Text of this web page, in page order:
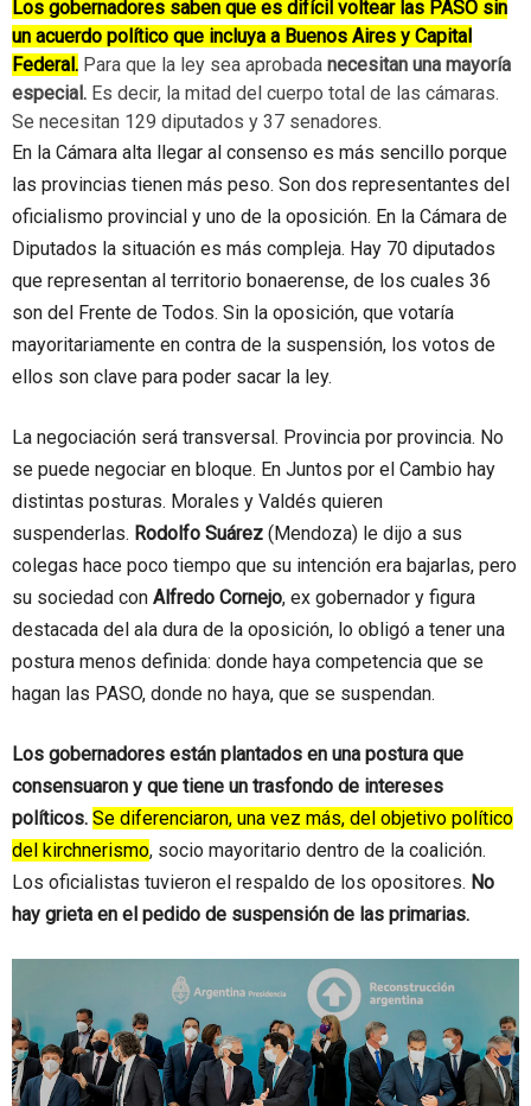
Los gobernadores saben que es difícil voltear las PASO sin
un acuerdo político que incluya a Buenos Aires y Capital
Federal. Para que la ley sea aprobada necesitan una mayoría
especial. Es decir, la mitad del cuerpo total de las cámaras.
Se necesitan 129 diputados y 37 senadores.
En la Cámara alta llegar al consenso es más sencillo porque
las provincias tienen más peso. Son dos representantes del
oficialismo provincial y uno de la oposición. En la Cámara de
Diputados la situación es más compleja. Hay 70 diputados
que representan al territorio bonaerense, de los cuales 36
son del Frente de Todos. Sin la oposición, que votaría
mayoritariamente en contra de la suspensión, los votos de
ellos son clave para poder sacar la ley.
La negociación será transversal. Provincia por provincia. No
se puede negociar en bloque. En Juntos por el Cambio hay
distintas posturas. Morales y Valdés quieren
suspenderlas. Rodolfo Suárez (Mendoza) le dijo a sus
colegas hace poco tiempo que su intención era bajarlas, pero
su sociedad con Alfredo Cornejo, ex gobernador y figura
destacada del ala dura de la oposición, lo obligó a tener una
postura menos definida: donde haya competencia que se
hagan las PASO, donde no haya, que se suspendan.
Los gobernadores están plantados en una postura que
consensuaron y que tiene un trasfondo de intereses
políticos. Se diferenciaron, una vez más, del objetivo político
del kirchnerismo, socio mayoritario dentro de la coalición.
Los oficialistas tuvieron el respaldo de los opositores. No
hay grieta en el pedido de suspensión de las primarias.